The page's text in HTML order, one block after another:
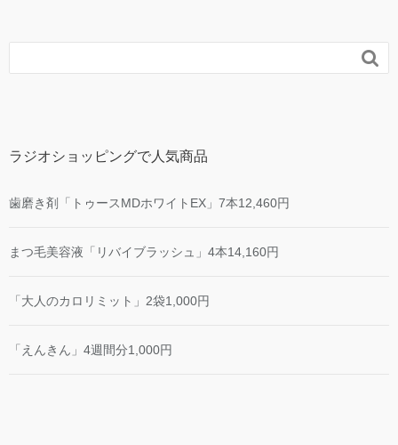

ラジオショッピングで人気商品
歯磨き剤「トゥースMDホワイトEX」7本12,460円
まつ毛美容液「リバイブラッシュ」4本14,160円
「大人のカロリミット」2袋1,000円
「えんきん」4週間分1,000円